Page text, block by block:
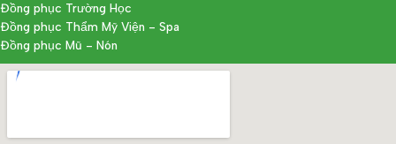
Đồng phục Trường Học
Đồng phục Thẩm Mỹ Viện - Spa
Đồng phục Mũ - Nón